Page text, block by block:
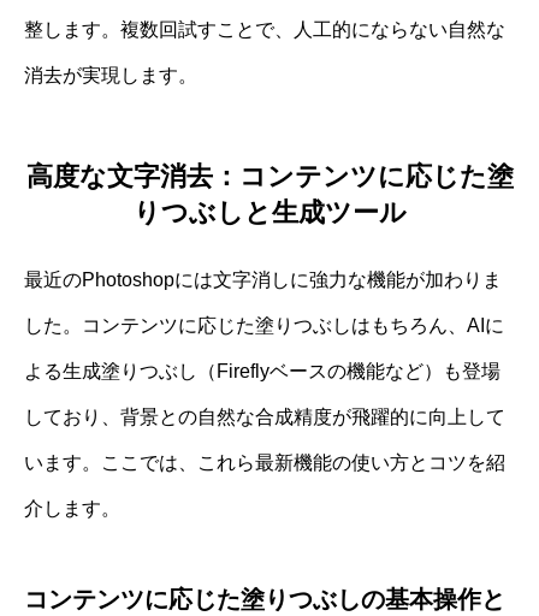
整します。複数回試すことで、人工的にならない自然な
消去が実現します。
高度な文字消去：コンテンツに応じた塗
りつぶしと生成ツール
最近のPhotoshopには文字消しに強力な機能が加わりま
した。コンテンツに応じた塗りつぶしはもちろん、AIに
よる生成塗りつぶし（Fireflyベースの機能など）も登場
しており、背景との自然な合成精度が飛躍的に向上して
います。ここでは、これら最新機能の使い方とコツを紹
介します。
コンテンツに応じた塗りつぶしの基本操作と